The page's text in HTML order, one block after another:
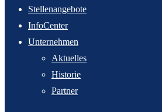
Stellenangebote
InfoCenter
Unternehmen
Aktuelles
Historie
Partner